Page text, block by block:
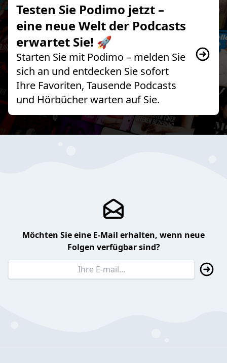
Testen Sie Podimo jetzt –
eine neue Welt der Podcasts
erwartet Sie! 🚀
Starten Sie mit Podimo – melden Sie
sich an und entdecken Sie sofort
Ihre Favoriten, Tausende Podcasts
und Hörbücher warten auf Sie.
Möchten Sie eine E-Mail erhalten, wenn neue
Folgen verfügbar sind?